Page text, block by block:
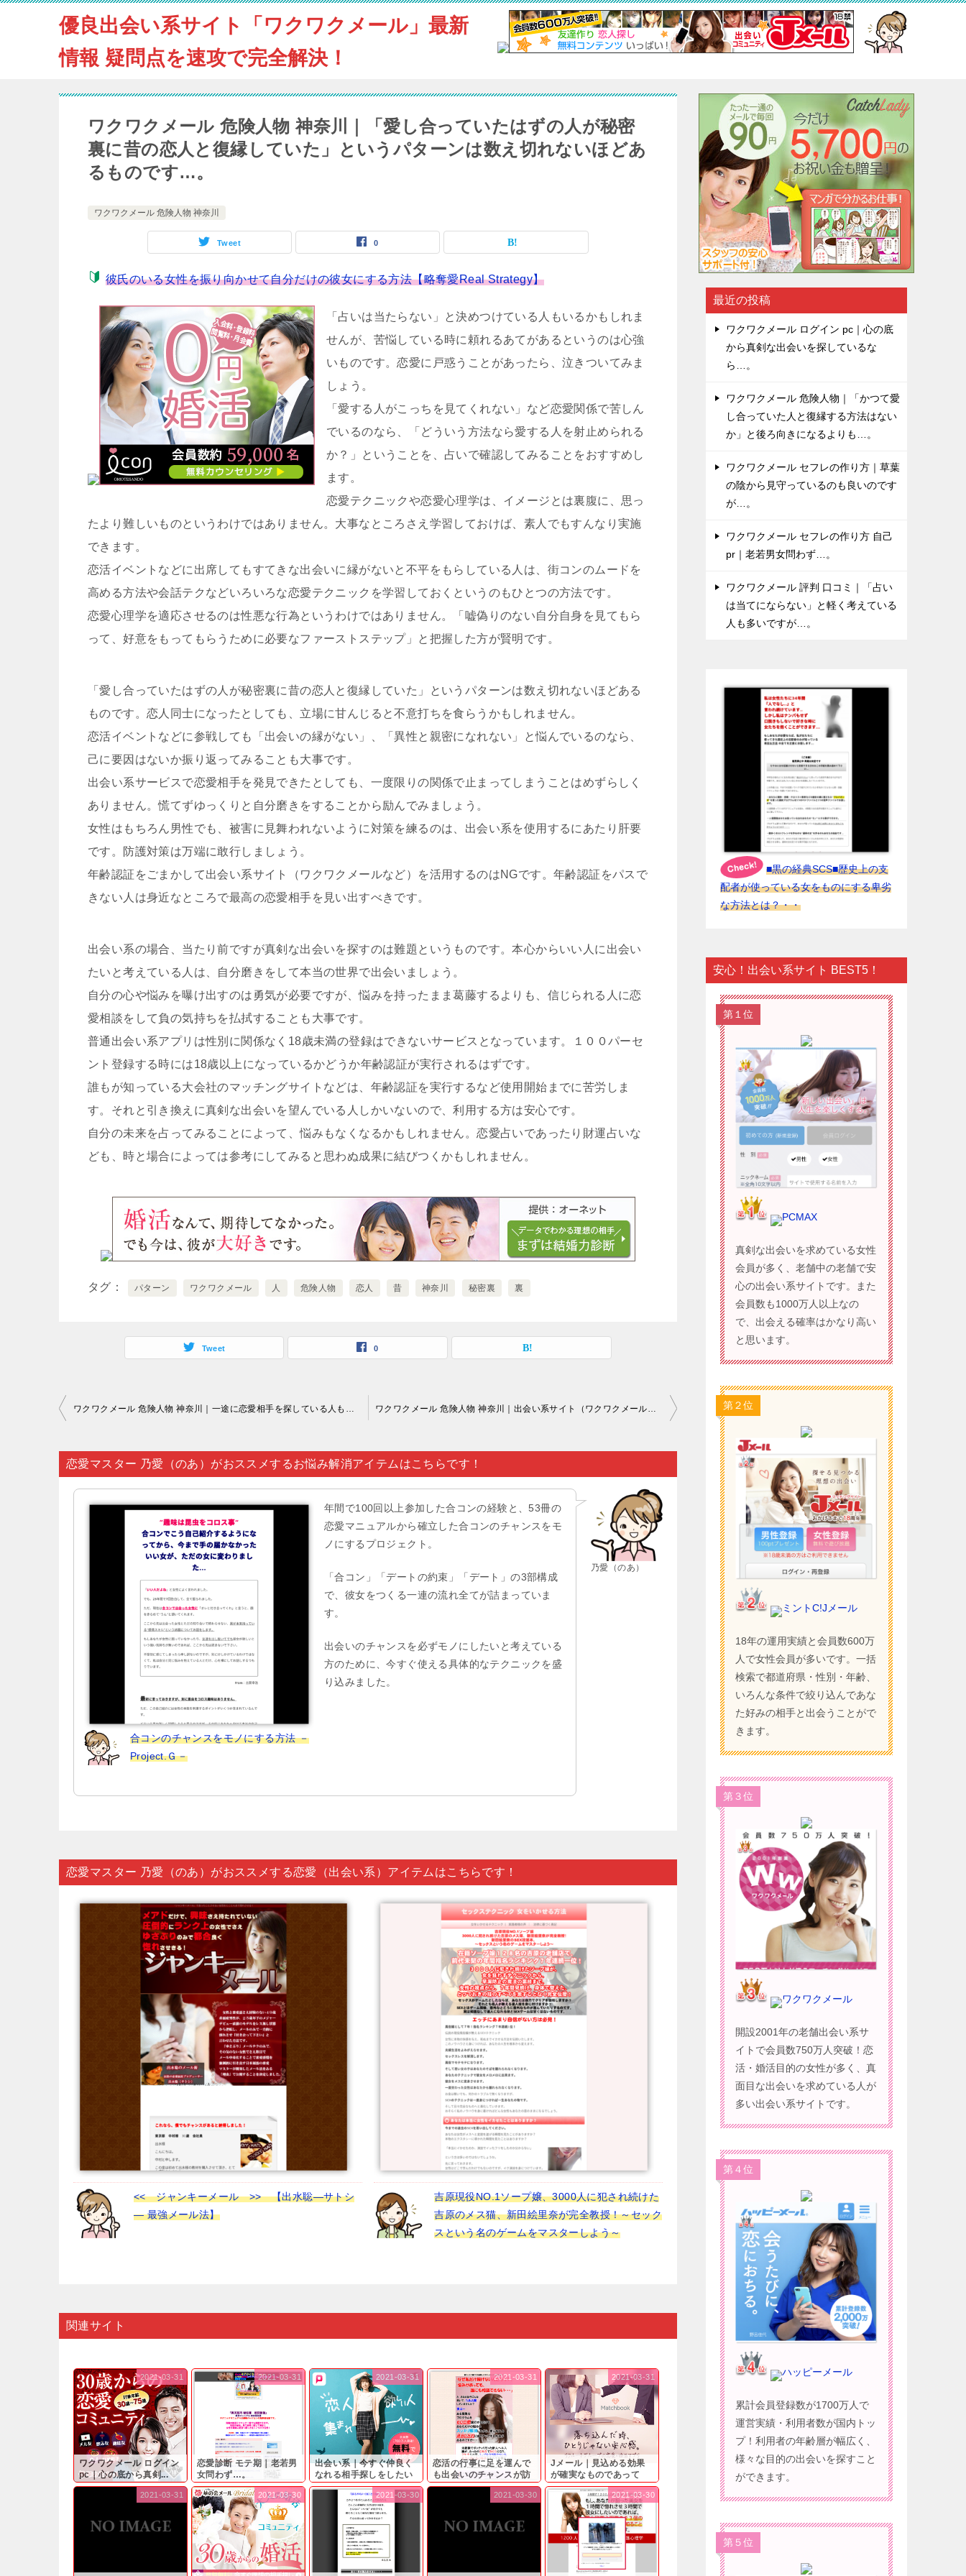
優良出会い系サイト「ワクワクメール」最新
情報 疑問点を速攻で完全解決！
ワクワクメール 危険人物 神奈川｜「愛し合っていたはずの人が秘密
裏に昔の恋人と復縁していた」というパターンは数え切れないほどあ
るものです…。
ワクワクメール 危険人物 神奈川
Tweet 0
彼氏のいる女性を振り向かせて自分だけの彼女にする方法【略奪愛Real Strategy】
「占いは当たらない」と決めつけている人もいるかもしれま
せんが、苦悩している時に頼れるあてがあるというのは心強
いものです。恋愛に戸惑うことがあったら、泣きついてみま
しょう。
「愛する人がこっちを見てくれない」など恋愛関係で苦しん
でいるのなら、「どういう方法なら愛する人を射止められる
か？」ということを、占いで確認してみることをおすすめし
ます。
恋愛テクニックや恋愛心理学は、イメージとは裏腹に、思っ
たより難しいものというわけではありません。大事なところさえ学習しておけば、素人でもすんなり実施
できます。
恋活イベントなどに出席してもすてきな出会いに縁がないと不平をもらしている人は、街コンのムードを
高める方法や会話テクなどいろいろな恋愛テクニックを学習しておくというのもひとつの方法です。
恋愛心理学を適応させるのは性悪な行為というわけではありません。「嘘偽りのない自分自身を見てもら
って、好意をもってもらうために必要なファーストステップ」と把握した方が賢明です。
「愛し合っていたはずの人が秘密裏に昔の恋人と復縁していた」というパターンは数え切れないほどある
ものです。恋人同士になったとしても、立場に甘んじると不意打ちを食らうかもしれません。
恋活イベントなどに参戦しても「出会いの縁がない」、「異性と親密になれない」と悩んでいるのなら、
己に要因はないか振り返ってみることも大事です。
出会い系サービスで恋愛相手を発見できたとしても、一度限りの関係で止まってしまうことはめずらしく
ありません。慌てずゆっくりと自分磨きをすることから励んでみましょう。
女性はもちろん男性でも、被害に見舞われないように対策を練るのは、出会い系を使用するにあたり肝要
です。防護対策は万端に敢行しましょう。
年齢認証をごまかして出会い系サイト（ワクワクメールなど）を活用するのはNGです。年齢認証をパスで
きない人は身近なところで最高の恋愛相手を見い出すべきです。
出会い系の場合、当たり前ですが真剣な出会いを探すのは難題というものです。本心からいい人に出会い
たいと考えている人は、自分磨きをして本当の世界で出会いましょう。
自分の心や悩みを曝け出すのは勇気が必要ですが、悩みを持ったまま葛藤するよりも、信じられる人に恋
愛相談をして負の気持ちを払拭することも大事です。
普通出会い系アプリは性別に関係なく18歳未満の登録はできないサービスとなっています。１００パーセ
ント登録する時には18歳以上になっているかどうか年齢認証が実行されるはずです。
誰もが知っている大会社のマッチングサイトなどは、年齢認証を実行するなど使用開始までに苦労しま
す。それと引き換えに真剣な出会いを望んでいる人しかいないので、利用する方は安心です。
自分の未来を占ってみることによって、悩みもなくなるかもしれません。恋愛占いであったり財運占いな
ども、時と場合によっては参考にしてみると思わぬ成果に結びつくかもしれません。
タグ パターン ワクワクメール 人 危険人物 恋人 昔 神奈川 秘密裏 裏
Tweet 0
投
ナ
ビ
ゲ
ワクワクメール 危険人物 神奈川｜一途に恋愛相手を探している人も見受けられますが…。 ワクワクメール 危険人物 神奈川｜出会い系サイト（ワクワクメールなど）を使うためには年齢認証が必要です…。
恋愛マスター 乃愛（のあ）がおススメするお悩み解消アイテムはこちらです！
乃愛（のあ）
合コンのチャンスをモノにする方法 －
Project.Ｇ－
年間で100回以上参加した合コンの経験と、53冊の
恋愛マニュアルから確立した合コンのチャンスをモ
ノにするプロジェクト。
「合コン」「デートの約束」「デート」の3部構成
で、彼女をつくる一連の流れ全てが詰まっていま
す。
出会いのチャンスを必ずモノにしたいと考えている
方のために、今すぐ使える具体的なテクニックを盛
り込みました。
恋愛マスター 乃愛（のあ）がおススメする恋愛（出会い系）アイテムはこちらです！
<< ジャンキーメール >> 【出水聡―サトシ
― 最強メール法】
吉原現役NO.1ソープ嬢、3000人に犯され続けた
吉原のメス猫、新田絵里奈が完全教授！～セック
スという名のゲームをマスターしよう～
関連サイト
ワクワクメール ログイン
pc｜心の底から真剣...
2021-03-31
恋愛診断 モテ期｜老若男
女問わず…。
2021-03-31
出会い系｜今すぐ仲良く
なれる相手探しをしたい
と...
2021-03-31
恋活の行事に足を運んで
も出会いのチャンスが訪
れ...
2021-03-31
Jメール｜見込める効果
が確実なものであって
も…...
2021-03-31
2021-03-31 2021-03-30 2021-03-30 2021-03-30 2021-03-30
最近の投稿
ワクワクメール ログイン pc｜心の底
から真剣な出会いを探しているな
ら…。
ワクワクメール 危険人物｜「かつて愛
し合っていた人と復縁する方法はない
か」と後ろ向きになるよりも…。
ワクワクメール セフレの作り方｜草葉
の陰から見守っているのも良いのです
が…。
ワクワクメール セフレの作り方 自己
pr｜老若男女問わず…。
ワクワクメール 評判 口コミ｜「占い
は当てにならない」と軽く考えている
人も多いですが…。
■黒の経典SCS■歴史上の支
配者が使っている女をものにする卑劣
な方法とは？・・
安心！出会い系サイト BEST5！
第１位
PCMAX
真剣な出会いを求めている女性
会員が多く、老舗中の老舗で安
心の出会い系サイトです。また
会員数も1000万人以上なの
で、出会える確率はかなり高い
と思います。
第２位
ミントC!Jメール
18年の運用実績と会員数600万
人で女性会員が多いです。一括
検索で都道府県・性別・年齢、
いろんな条件で絞り込んであな
た好みの相手と出会うことがで
きます。
第３位
ワクワクメール
開設2001年の老舗出会い系サ
イトで会員数750万人突破！恋
活・婚活目的の女性が多く、真
面目な出会いを求めている人が
多い出会い系サイトです。
第４位
ハッピーメール
累計会員登録数が1700万人で
運営実績・利用者数が国内トッ
プ！利用者の年齢層が幅広く、
様々な目的の出会いを探すこと
ができます。
第５位